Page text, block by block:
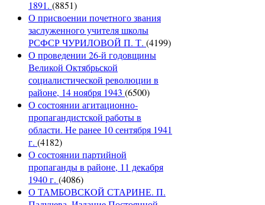
1891. (8851)
О присвоении почетного звания
заслуженного учителя школы
РСФСР ЧУРИЛОВОЙ П. Т. (4199)
О проведении 26-й годовщины
Великой Октябрьской
социалистической революции в
районе, 14 ноября 1943 (6500)
О состоянии агитационно-
пропагандистской работы в
области. Не ранее 10 сентября 1941
г. (4182)
О состоянии партийной
пропаганды в районе, 11 декабря
1940 г. (4086)
О ТАМБОВСКОЙ СТАРИНЕ. П.